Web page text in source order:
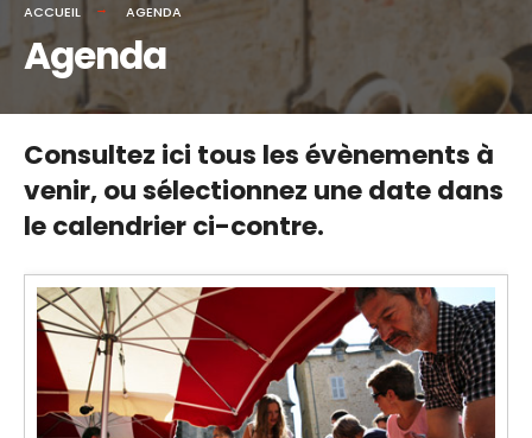
ACCUEIL AGENDA
Agenda
Consultez ici tous les évènements à
venir,ou sélectionnez une date dans
le calendrier ci-contre.